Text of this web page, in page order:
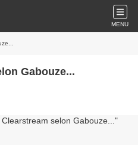
MENU
Gabouze...